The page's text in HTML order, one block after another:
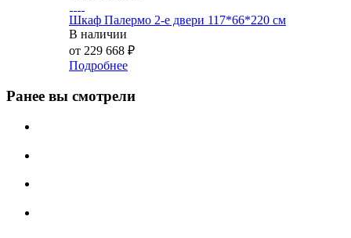
Шкаф Палермо 2-е двери 117*66*220 см
В наличии
от 229 668 ₽
Подробнее
Ранее вы смотрели